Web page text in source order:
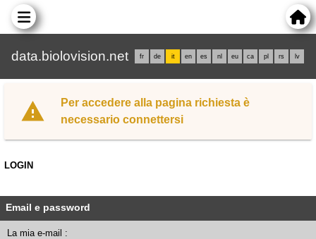
data.biolovision.net fr de it en es nl eu ca pl rs lv
Per accedere alla pagina richiesta è
necessario connettersi
LOGIN
Email e password
La mia e-mail :